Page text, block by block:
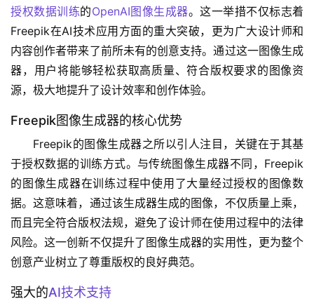
授权数据训练的OpenAI图像生成器。这一举措不仅标志着
Freepik在AI技术应用方面的重大突破，更为广大设计师和
内容创作者带来了前所未有的创意支持。通过这一图像生成
器，用户将能够轻松获取高质量、符合版权要求的图像资
源，极大地提升了设计效率和创作体验。
Freepik图像生成器的核心优势
Freepik的图像生成器之所以引人注目，关键在于其基
于授权数据的训练方式。与传统图像生成器不同，Freepik
的图像生成器在训练过程中使用了大量经过授权的图像数
据。这意味着，通过该生成器生成的图像，不仅质量上乘，
而且完全符合版权法规，避免了设计师在使用过程中的法律
风险。这一创新不仅提升了图像生成器的实用性，更为整个
创意产业树立了尊重版权的良好典范。
强大的AI技术支持